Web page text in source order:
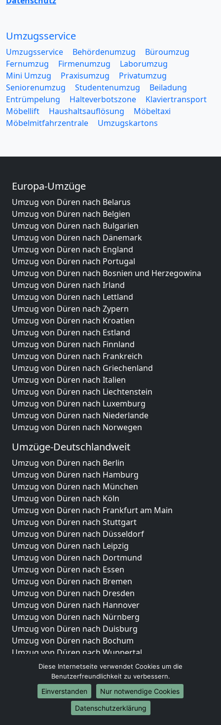
Umzugsservice
Umzugsservice Behördenumzug
Büroumzug
Fernumzug
Firmenumzug
Laborumzug
Mini Umzug
Praxisumzug
Privatumzug
Seniorenumzug
Studentenumzug
Beiladung
Entrümpelung
Halteverbotszone
Klaviertransport
Möbellift
Haushaltsauflösung
Möbeltaxi
Möbelmitfahrzentrale
Umzugskartons
Europa-Umzüge
Umzug von Düren nach Belarus
Umzug von Düren nach Belgien
Umzug von Düren nach Bulgarien
Umzug von Düren nach Dänemark
Umzug von Düren nach England
Umzug von Düren nach Portugal
Umzug von Düren nach Bosnien und Herzegowina
Umzug von Düren nach Irland
Umzug von Düren nach Lettland
Umzug von Düren nach Zypern
Umzug von Düren nach Kroatien
Umzug von Düren nach Estland
Umzug von Düren nach Finnland
Umzug von Düren nach Frankreich
Umzug von Düren nach Griechenland
Umzug von Düren nach Italien
Umzug von Düren nach Liechtenstein
Umzug von Düren nach Luxemburg
Umzug von Düren nach Niederlande
Umzug von Düren nach Norwegen
Umzüge-Deutschlandweit
Umzug von Düren nach Berlin
Umzug von Düren nach Hamburg
Umzug von Düren nach München
Umzug von Düren nach Köln
Umzug von Düren nach Frankfurt am Main
Umzug von Düren nach Stuttgart
Umzug von Düren nach Düsseldorf
Umzug von Düren nach Leipzig
Umzug von Düren nach Dortmund
Umzug von Düren nach Essen
Umzug von Düren nach Bremen
Umzug von Düren nach Dresden
Umzug von Düren nach Hannover
Umzug von Düren nach Nürnberg
Umzug von Düren nach Duisburg
Umzug von Düren nach Bochum
Umzug von Düren nach Wuppertal
Umzug von Düren nach Bielefeld
Umzug von Düren nach Bonn
Umzug von Düren nach Münster
Internationale-Umzüge
Diese Internetseite verwendet Cookies um die
Benutzerfreundlichkeit zu verbessern.
Einverstanden
Nur notwendige Cookies
Datenschutzerklärung